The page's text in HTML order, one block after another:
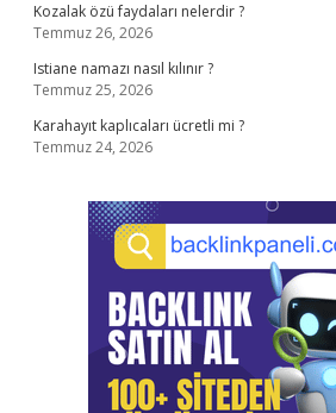
Kozalak özü faydaları nelerdir ?
Temmuz 26, 2026
Istiane namazı nasıl kılınır ?
Temmuz 25, 2026
Karahayıt kaplıcaları ücretli mi ?
Temmuz 24, 2026